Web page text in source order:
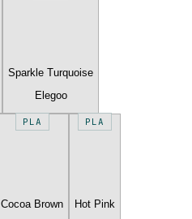
Sparkle Turquoise
Elegoo
PLA
Cocoa Brown
PLA
Hot Pink